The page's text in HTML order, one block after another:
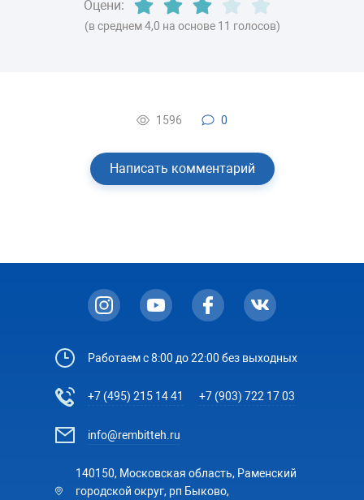
Оцени:
(в среднем 4,0 на основе 11 голосов)
1596 0
Написать комментарий
Работаем с 8:00 до 22:00 без выходных
+7 (495) 215 14 41 +7 (903) 722 17 03
info@rembitteh.ru
140150, Московская область, Раменский
городской округ, рп Быково,